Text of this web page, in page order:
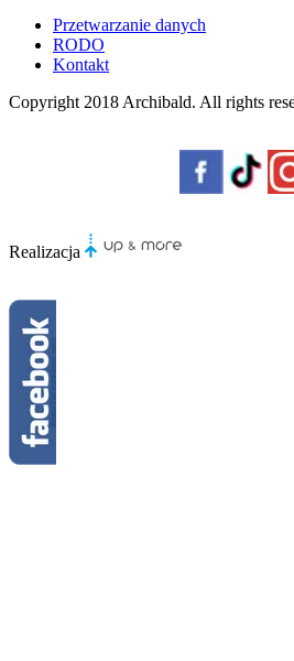
Przetwarzanie danych
RODO
Kontakt
Copyright 2018 Archibald. All rights
Realizacja